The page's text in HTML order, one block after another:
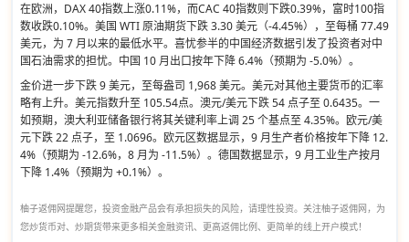
在欧洲，DAX 40指数上涨0.11%，而CAC 40指数则下跌0.39%，富时100指
数收跌0.10%。美国 WTI 原油期货下跌 3.30 美元（-4.45%），至每桶 77.49
美元，为 7 月以来的最低水平。喜忧参半的中国经济数据引发了投资者对中
国石油需求的担忧。中国 10 月出口按年下降 6.4%（预期为 -5.0%）。
金价进一步下跌 9 美元，至每盎司 1,968 美元。美元对其他主要货币的汇率
略有上升。美元指数升至 105.54点。澳元/美元下跌 54 点子至 0.6435。一
如预期，澳大利亚储备银行将其关键利率上调 25 个基点至 4.35%。欧元/美
元下跌 22 点子，至 1.0696。欧元区数据显示，9 月生产者价格按年下降 12.
4%（预期为 -12.6%，8 月为 -11.5%）。德国数据显示，9 月工业生产按月
下降 1.4%（预期为 +0.1%）。
柚子返佣网提醒您，投资金融产品会有承担损失的风险，请理性投资。关注柚子返佣网，为
您炒货币对、炒期货带来更多相关金融资讯、更高返佣比例、更简单的线上开户模式！